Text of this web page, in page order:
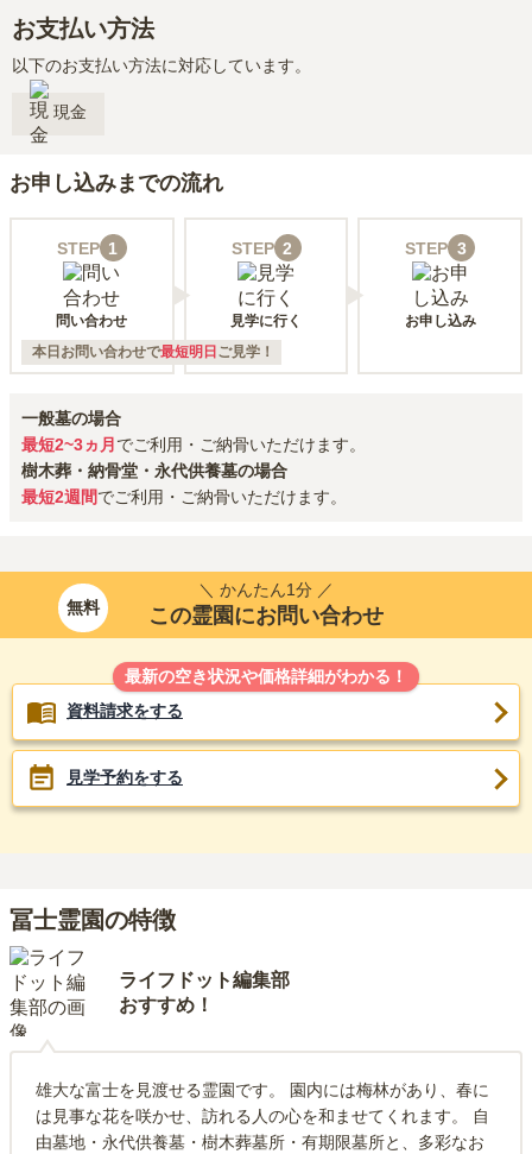
お支払い方法
以下のお支払い方法に対応しています。
現金
お申し込みまでの流れ
STEP 1
問い合わせ
STEP 2
見学に行く
STEP 3
お申し込み
本日お問い合わせで最短明日 ご見学！
一般墓の場合
最短2~3ヵ月 でご利用・ご納骨いただけます。
樹木葬・納骨堂・永代供養墓の場合
最短2週間でご利用・ご納骨いただけます。
無料
＼ かんたん1分 ／
この霊園にお問い合わせ
最新の空き状況や価格詳細がわかる！
資料請求をする
見学予約をする
冨士霊園の特徴
ライフドット編集部
おすすめ！
雄大な富士を見渡せる霊園です。 園内には梅林があり、春に
は見事な花を咲かせ、訪れる人の心を和ませてくれます。 自
由墓地・永代供養墓・樹木葬墓所・有期限墓所と、多彩なお